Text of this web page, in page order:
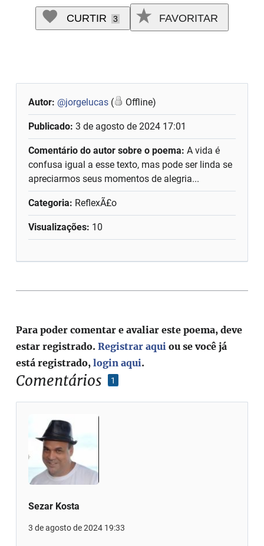
CURTIR 3 FAVORITAR
Autor: @jorgelucas ( Offline)
Publicado:3 de agosto de 2024 17:01
Comentário do autor sobre o poema:A vida é
confusa igual a esse texto, mas pode ser linda se
apreciarmos seus momentos de alegria...
Categoria: ReflexÃ£o
Visualizações: 10
Comentários 1
Sezar Kosta
3 de agosto de 2024 19:33
Para poder comentar e avaliar este poema, deve
estar registrado.Registrar aqui ou se você já
está registrado,login aqui.